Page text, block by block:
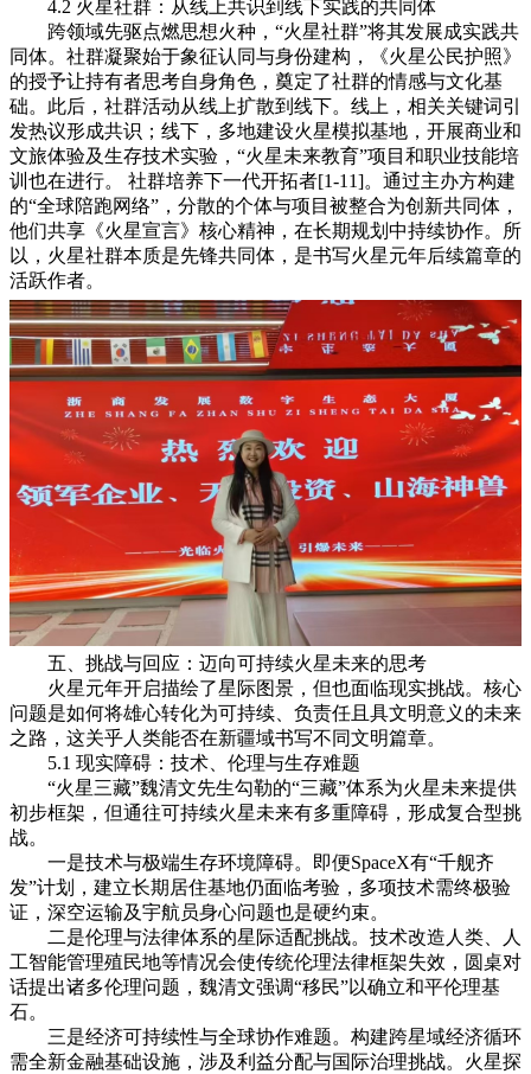
4.2 火星社群：从线上共识到线下实践的共同体
跨领域先驱点燃思想火种，“火星社群”将其发展成实践共
同体。社群凝聚始于象征认同与身份建构，《火星公民护照》
的授予让持有者思考自身角色，奠定了社群的情感与文化基
础。此后，社群活动从线上扩散到线下。线上，相关关键词引
发热议形成共识；线下，多地建设火星模拟基地，开展商业和
文旅体验及生存技术实验，“火星未来教育”项目和职业技能培
训也在进行。 社群培养下一代开拓者[1-11]。通过主办方构建
的“全球陪跑网络”，分散的个体与项目被整合为创新共同体，
他们共享《火星宣言》核心精神，在长期规划中持续协作。所
以，火星社群本质是先锋共同体，是书写火星元年后续篇章的
活跃作者。
五、挑战与回应：迈向可持续火星未来的思考
火星元年开启描绘了星际图景，但也面临现实挑战。核心
问题是如何将雄心转化为可持续、负责任且具文明意义的未来
之路，这关乎人类能否在新疆域书写不同文明篇章。
5.1 现实障碍：技术、伦理与生存难题
“火星三藏”魏清文先生勾勒的“三藏”体系为火星未来提供
初步框架，但通往可持续火星未来有多重障碍，形成复合型挑
战。
一是技术与极端生存环境障碍。即便SpaceX有“千舰齐
发”计划，建立长期居住基地仍面临考验，多项技术需终极验
证，深空运输及宇航员身心问题也是硬约束。
二是伦理与法律体系的星际适配挑战。技术改造人类、人
工智能管理殖民地等情况会使传统伦理法律框架失效，圆桌对
话提出诸多伦理问题，魏清文强调“移民”以确立和平伦理基
石。
三是经济可持续性与全球协作难题。构建跨星域经济循环
需全新金融基础设施，涉及利益分配与国际治理挑战。火星探